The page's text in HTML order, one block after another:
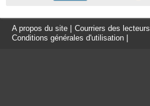
A propos du site Courriers des lecteurs
Conditions générales d'utilisation